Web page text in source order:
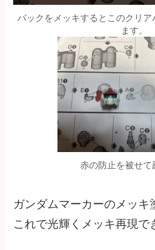
バックをメッキするとこのクリア
ます。
赤の防止を被せて
ガンダムマーカーのメッキ
これで光輝くメッキ再現で